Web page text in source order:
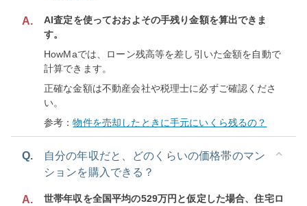
A.
AI査定を使っておおよその手残り金額を算出できま
す。
HowMaでは、ローン残高等を差し引いた金額を自動で
計算できます。
正確な金額は不動産会社や税理士に必ずご確認くださ
い。
参考：物件を売却したときに手元にいくら残るの？
Q.
自分の年収だと、どのくらいの価格帯のマン
ションを購入できる？
A.
世帯年収を全国平均の529万円と仮定した場合、住宅ロ